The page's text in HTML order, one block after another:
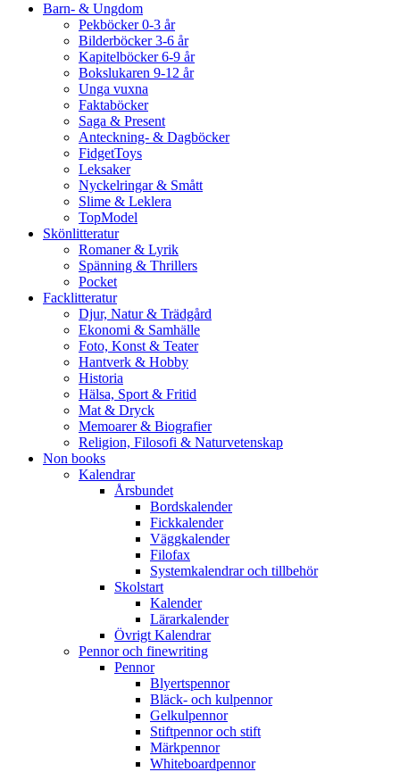
Barn- & Ungdom
Pekböcker 0-3 år
Bilderböcker 3-6 år
Kapitelböcker 6-9 år
Bokslukaren 9-12 år
Unga vuxna
Faktaböcker
Saga & Present
Anteckning- & Dagböcker
FidgetToys
Leksaker
Nyckelringar & Smått
Slime & Leklera
TopModel
Skönlitteratur
Romaner & Lyrik
Spänning & Thrillers
Pocket
Facklitteratur
Djur, Natur & Trädgård
Ekonomi & Samhälle
Foto, Konst & Teater
Hantverk & Hobby
Historia
Hälsa, Sport & Fritid
Mat & Dryck
Memoarer & Biografier
Religion, Filosofi & Naturvetenskap
Non books
Kalendrar
Årsbundet
Bordskalender
Fickkalender
Väggkalender
Filofax
Systemkalendrar och tillbehör
Skolstart
Kalender
Lärarkalender
Övrigt Kalendrar
Pennor och finewriting
Pennor
Blyertspennor
Bläck- och kulpennor
Gelkulpennor
Stiftpennor och stift
Märkpennor
Whiteboardpennor